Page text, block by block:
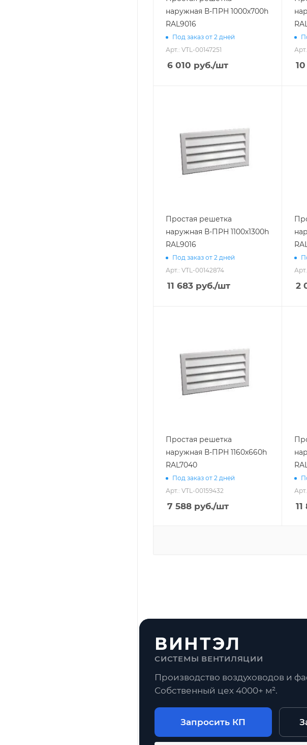
наружная В-ПРН 1000х700h
RAL9016
Под заказ от 2 дней
Арт.: VTL-00147251
6 010 руб./шт
Простая решетка
наружная В-ПРН 1100х1300h
RAL9016
Под заказ от 2 дней
Арт.: VTL-00142874
11 683 руб./шт 2
Простая решетка
наружная В-ПРН 1160х660h
RAL7040
Под заказ от 2 дней
Арт.: VTL-00159432
7 588 руб./шт
ВИНТЭЛ
СИСТЕМЫ ВЕНТИЛЯЦИИ
Производство воздуховодов и
Собственный цех 4000+ м².
Запросить КП